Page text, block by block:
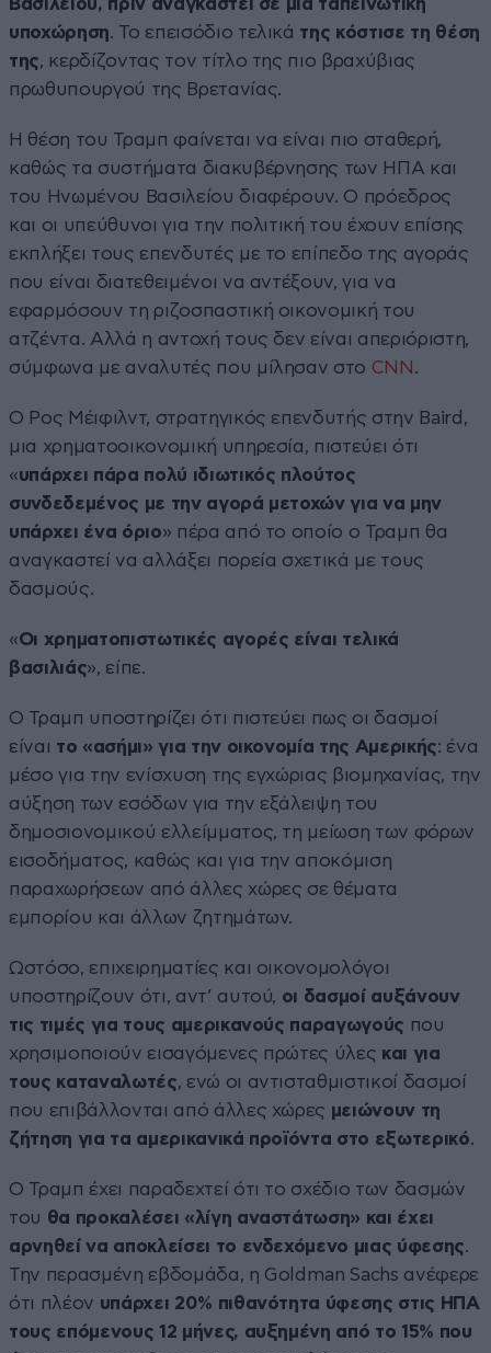
Βασιλείου, πριν αναγκαστεί σε μια ταπεινωτική
υποχώρηση. Το επεισόδιο τελικά της κόστισε τη θέση
της, κερδίζοντας τον τίτλο της πιο βραχύβιας
πρωθυπουργού της Βρετανίας.
Η θέση του Τραμπ φαίνεται να είναι πιο σταθερή,
καθώς τα συστήματα διακυβέρνησης των ΗΠΑ και
του Ηνωμένου Βασιλείου διαφέρουν. Ο πρόεδρος
και οι υπεύθυνοι για την πολιτική του έχουν επίσης
εκπλήξει τους επενδυτές με το επίπεδο της αγοράς
που είναι διατεθειμένοι να αντέξουν, για να
εφαρμόσουν τη ριζοσπαστική οικονομική του
ατζέντα. Αλλά η αντοχή τους δεν είναι απεριόριστη,
σύμφωνα με αναλυτές που μίλησαν στο CNN .
Ο Ρος Μέιφιλντ, στρατηγικός επενδυτής στην Baird,
μια χρηματοοικονομική υπηρεσία, πιστεύει ότι
«υπάρχει πάρα πολύ ιδιωτικός πλούτος
συνδεδεμένος με την αγορά μετοχών για να μην
υπάρχει ένα όριο» πέρα από το οποίο ο Τραμπ θα
αναγκαστεί να αλλάξει πορεία σχετικά με τους
δασμούς.
«Οι χρηματοπιστωτικές αγορές είναι τελικά
βασιλιάς», είπε.
Ο Τραμπ υποστηρίζει ότι πιστεύει πως οι δασμοί
είναι το «ασήμι» για την οικονομία της Αμερικής: ένα
μέσο για την ενίσχυση της εγχώριας βιομηχανίας, την
αύξηση των εσόδων για την εξάλειψη του
δημοσιονομικού ελλείμματος, τη μείωση των φόρων
εισοδήματος, καθώς και για την αποκόμιση
παραχωρήσεων από άλλες χώρες σε θέματα
εμπορίου και άλλων ζητημάτων.
Ωστόσο, επιχειρηματίες και οικονομολόγοι
υποστηρίζουν ότι, αντ’ αυτού, οι δασμοί αυξάνουν
τις τιμές για τους αμερικανούς παραγωγούς που
χρησιμοποιούν εισαγόμενες πρώτες ύλες και για
τους καταναλωτές, ενώ οι αντισταθμιστικοί δασμοί
που επιβάλλονται από άλλες χώρες μειώνουν τη
ζήτηση για τα αμερικανικά προϊόντα στο εξωτερικό.
Ο Τραμπ έχει παραδεχτεί ότι το σχέδιο των δασμών
του θα προκαλέσει «λίγη αναστάτωση» και έχει
αρνηθεί να αποκλείσει το ενδεχόμενο μιας ύφεσης.
Την περασμένη εβδομάδα, η Goldman Sachs ανέφερε
ότι πλέον υπάρχει 20% πιθανότητα ύφεσης στις ΗΠΑ
τους επόμενους 12 μήνες, αυξημένη από το 15% που